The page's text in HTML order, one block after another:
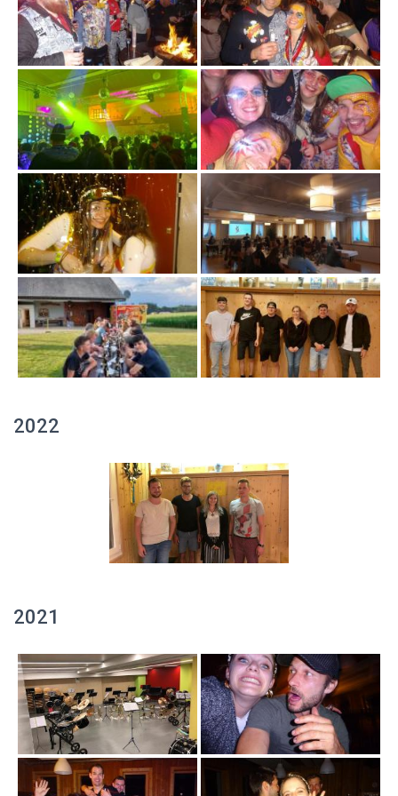
2022
2021